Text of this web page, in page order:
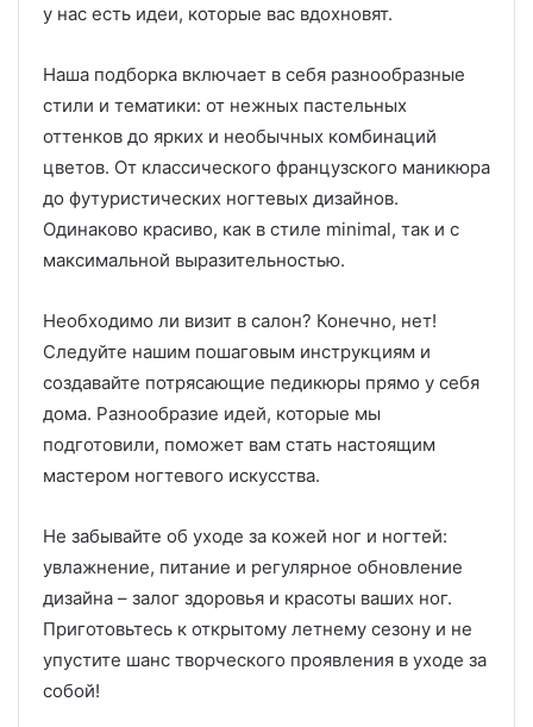
у нас есть идеи, которые вас вдохновят.
Наша подборка включает в себя разнообразные
стили и тематики: от нежных пастельных
оттенков до ярких и необычных комбинаций
цветов. От классического французского маникюра
до футуристических ногтевых дизайнов.
Одинаково красиво, как в стиле minimal, так и с
максимальной выразительностью.
Необходимо ли визит в салон? Конечно, нет!
Следуйте нашим пошаговым инструкциям и
создавайте потрясающие педикюры прямо у себя
дома. Разнообразие идей, которые мы
подготовили, поможет вам стать настоящим
мастером ногтевого искусства.
Не забывайте об уходе за кожей ног и ногтей:
увлажнение, питание и регулярное обновление
дизайна – залог здоровья и красоты ваших ног.
Приготовьтесь к открытому летнему сезону и не
упустите шанс творческого проявления в уходе за
собой!